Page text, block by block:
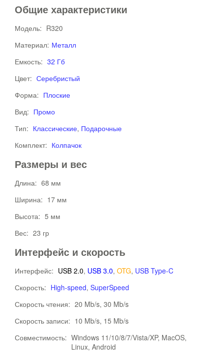
Общие характеристики
Модель: R320
Материал: Металл
Емкость: 32 Гб
Цвет: Серебристый
Форма: Плоские
Вид: Промо
Тип: Классические, Подарочные
Комплект: Колпачок
Размеры и вес
Длина: 68 мм
Ширина: 17 мм
Высота: 5 мм
Вес: 23 гр
Интерфейс и скорость
Интерфейс: USB 2.0, USB 3.0, OTG, USB Type-C
Скорость: High-speed, SuperSpeed
Скорость чтения: 20 Mb/s, 30 Mb/s
Скорость записи: 10 Mb/s, 15 Mb/s
Совместимость: Windows 11/10/8/7/Vista/XP, MacOS,
Linux, Android